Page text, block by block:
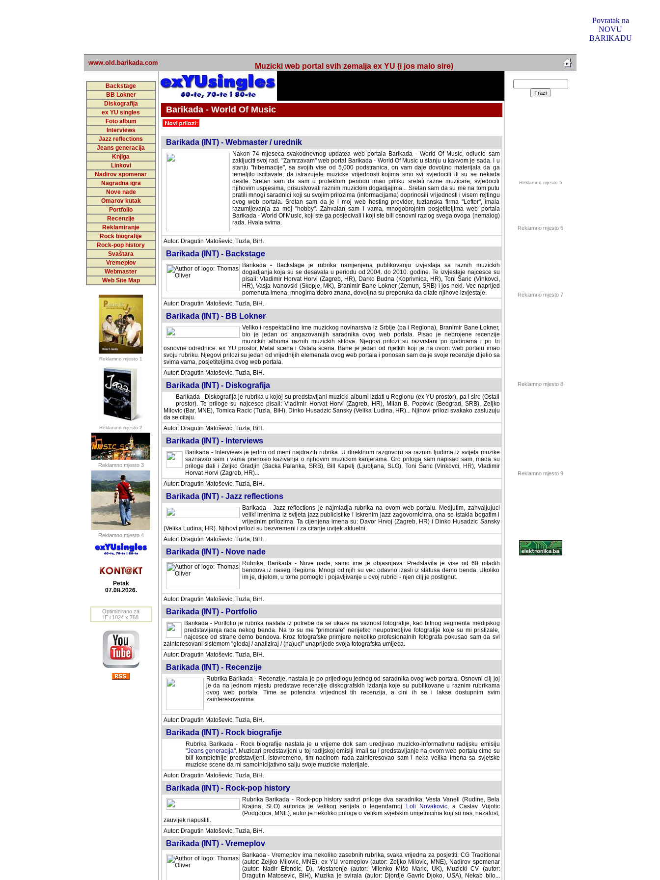
Povratak na
NOVU
BARIKADU
www.old.barikada.com Muzicki web portal svih zemalja ex YU (i jos malo sire)
Backstage
BB Lokner
Diskografija
ex YU singles
Foto album
Interviews
Jazz reflections
Jeans generacija
Knjiga
Linkovi
Nadirov spomenar
Nagradna igra
Nove nade
Omarov kutak
Portfolio
Recenzije
Reklamiranje
Rock biografije
Rock-pop history
Svaštara
Vremeplov
Webmaster
Web Site Map
Reklamno mjesto 1
Reklamno mjesto 2
Reklamno mjesto 3
Reklamno mjesto 4
Petak
07.08.2026.
Optimizirano za
IE i 1024 x 768
Barikada - World Of Music
Barikada (INT) - Webmaster / urednik
Nakon 74 mjeseca svakodnevnog updatea web portala Barikada - World Of Music, odlucio sam
zakljuciti svoj rad. "Zamrzavam" web portal Barikada - World Of Music u stanju u kakvom je sada. I u
stanju "hibernacije", sa svojih vise od 5,000 podstranica, on vam daje dovoljno materijala da ga
temeljito iscitavate, da istrazujete muzicke vrijednosti kojima smo svi svjedocili ili su se nekada desile.
Sretan sam da sam u proteklom periodu imao priliku sretati razne muzicare, svjedociti njihovim
uspjesima, prisustvovati raznim muzickim dogadjajima... Sretan sam da su me na tom putu pratili
mnogi saradnici koji su svojim prilozima (informacijama) doprinosili vrijednosti i visem rejtingu ovog
web portala. Sretan sam da je i moj web hosting provider, tuzlanska firma "Leftor", imala
razumijevanja za moj "hobby". Zahvalan sam i vama, mnogobrojnim posjetiteljima web portala
Barikada - World Of Music, koji ste ga posjecivali i koji ste bili osnovni razlog svega ovoga (nemalog)
rada. Hvala svima.
Autor: Dragutin Matoševic, Tuzla, BiH.
Barikada (INT) - Backstage
Barikada - Backstage je rubrika namjenjena publikovanju izvjestaja sa raznih muzickih
dogadjanja koja su se desavala u periodu od 2004. do 2010. godine. Te izvjestaje najcesce su
pisali: Vladimir Horvat Horvi (Zagreb, HR), Darko Budna (Koprivnica, HR), Toni Šaric (Vinkovci,
HR), Vasja Ivanovski (Skopje, MK), Branimir Bane Lokner (Zemun, SRB) i jos neki. Vec naprijed
pomenuta imena, mnogima dobro znana, dovoljna su preporuka da citate njihove izvjestaje.
Autor: Dragutin Matoševic, Tuzla, BiH.
Barikada (INT) - BB Lokner
Veliko i respektabilno ime muzickog novinarstva iz Srbije (pa i Regiona), Branimir Bane Lokner,
bio je jedan od angazovanijih saradnika ovog web portala. Pisao je nebrojene recenzije muzickih
albuma raznih muzickih stilova. Njegovi prilozi su razvrstani po godinama i po tri osnovne
odrednice: ex YU prostor, Metal scena i Ostala scena. Bane je jedan od rijetkih koji je na ovom web portalu imao svoju rubriku.
Njegovi prilozi su jedan od vrijednijih elemenata ovog web portala i ponosan sam da je svoje recenzije dijelio sa svima vama,
posjetiteljima ovog web portala.
Autor: Dragutin Matoševic, Tuzla, BiH.
Barikada (INT) - Diskografija
Barikada - Diskografija je rubrika u kojoj su predstavljani muzicki albumi izdati u Regionu (ex YU prostor), pa i sire (Ostali
prostor). Te priloge su najcesce pisali: Vladimir Horvat Horvi (Zagreb, HR), Milan B. Popovic (Beograd, SRB), Zeljko Milovic
(Bar, MNE), Tomica Racic (Tuzla, BiH), Dinko Husadzic Sansky (Velika Ludina, HR)... Njihovi prilozi svakako zasluzuju da se
citaju.
Autor: Dragutin Matoševic, Tuzla, BiH.
Barikada (INT) - Interviews
Barikada - Interviews je jedno od meni najdrazih rubrika. U direktnom razgovoru sa raznim ljudima iz svijeta muzike
saznavao sam i vama prenosio kazivanja o njihovim muzickim karijerama. Gro priloga sam napisao sam, mada su
priloge dali i Zeljko Gradjin (Backa Palanka, SRB), Bill Kapelj (Ljubljana, SLO), Toni Šaric (Vinkovci, HR), Vladimir
Horvat Horvi (Zagreb, HR)...
Autor: Dragutin Matoševic, Tuzla, BiH.
Barikada (INT) - Jazz reflections
Barikada - Jazz reflections je najmladja rubrika na ovom web portalu. Medjutim, zahvaljujuci veliki
imenima iz svijeta jazz publicistike i iskrenim jazz zagovornicima, ona se istakla bogatim i
vrijednim prilozima. Ta cijenjena imena su: Davor Hrvoj (Zagreb, HR) i Dinko Husadzic Sansky
(Velika Ludina, HR). Njihovi prilozi su bezvremeni i za citanje uvijek aktuelni.
Autor: Dragutin Matoševic, Tuzla, BiH.
Barikada (INT) - Nove nade
Rubrika, Barikada - Nove nade, samo ime je objasnjava. Predstavila je vise od 60 mladih
bendova iz naseg Regiona. Mnogi od njih su vec odavno izasli iz statusa demo benda. Ukoliko im
je, dijelom, u tome pomoglo i pojavljivanje u ovoj rubrici - njen cilj je postignut.
Autor: Dragutin Matoševic, Tuzla, BiH.
Barikada (INT) - Portfolio
Barikada - Portfolio je rubrika nastala iz potrebe da se ukaze na vaznost fotografije, kao bitnog segmenta medijskog
predstavljanja rada nekog benda. Na to su me "primorale" nerijetko neupotrebljive fotografije koje su mi pristizale,
najcesce od strane demo bendova. Kroz fotografske primjere nekoliko profesionalnih fotografa pokusao sam da svi
zainteresovani sistemom "gledaj / analiziraj / (na)uci" unaprijede svoja fotografska umijeca.
Autor: Dragutin Matoševic, Tuzla, BiH.
Barikada (INT) - Recenzije
Rubrika Barikada - Recenzije, nastala je po prijedlogu jednog od saradnika ovog web portala. Osnovni cilj joj
je da na jednom mjestu predstave recenzije diskografskih izdanja koje su publikovane u raznim rubrikama
ovog web portala. Time se potencira vrijednost tih recenzija, a cini ih se i lakse dostupnim svim
zainteresovanima.
Autor: Dragutin Matoševic, Tuzla, BiH.
Barikada (INT) - Rock biografije
Rubrika Barikada - Rock biografije nastala je u vrijeme dok sam uredjivao muzicko-informativnu radijsku emisiju
"Jeans generacija". Muzicari predstavljeni u toj radijskoj emisiji imali su i predstavljanje na ovom web portalu cime su
bili kompletnije predstavljeni. Istovremeno, tim nacinom rada zainteresovao sam i neka velika imena sa svjetske
muzicke scene da mi samoinicijativno salju svoje muzicke materijale.
Autor: Dragutin Matoševic, Tuzla, BiH.
Barikada (INT) - Rock-pop history
Rubrika Barikada - Rock-pop history sadrzi priloge dva saradnika. Vesta Vanell (Rudine, Bela
Krajina, SLO) autorica je velikog serijala o legendarnoj
Loli Novakovic, a Caslav Vujotic
(Podgorica, MNE), autor je nekoliko priloga o velikim svjetskim umjetnicima koji su nas, nazalost,
zauvijek napustili.
Autor: Dragutin Matoševic, Tuzla, BiH.
Barikada (INT) - Vremeplov
Barikada - Vremeplov ima nekoliko zasebnih rubrika, svaka vrijedna za posjetiti: CG Traditional
(autor: Zeljko Milovic, MNE), ex YU vremeplov (autor: Zeljko Milovic, MNE), Nadirov spomenar
(autor: Nadir Efendic, D), Mostarenje (autor: Milenko Mišo Maric, UK), Muzicki CV (autor: Dragutin
Matosevic, BiH), Muzika je svirala (autor: Djordje Gavric Djoko, USA), Nekab bilo... (autor: